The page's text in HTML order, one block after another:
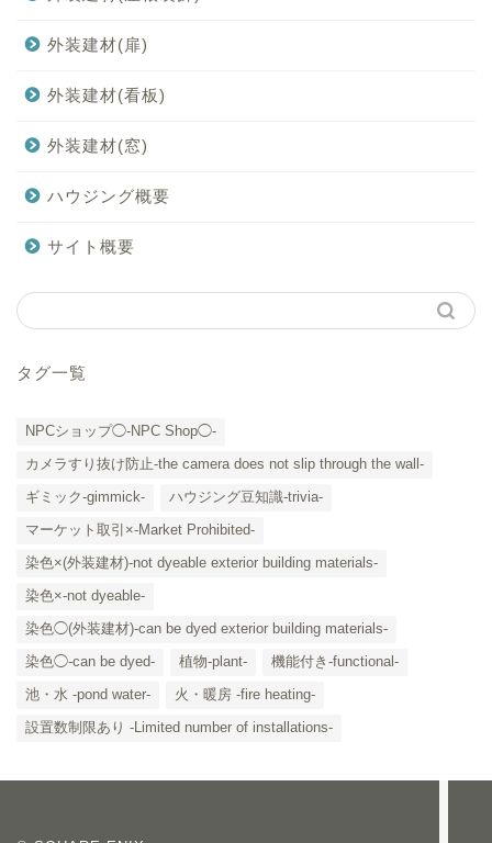
外装建材(扉)
外装建材(看板)
外装建材(窓)
ハウジング概要
サイト概要
タグ一覧
NPCショップ◯-NPC Shop◯-
カメラすり抜け防止-the camera does not slip through the wall-
ギミック-gimmick-
ハウジング豆知識-trivia-
マーケット取引×-Market Prohibited-
染色×(外装建材)-not dyeable exterior building materials-
染色×-not dyeable-
染色◯(外装建材)-can be dyed exterior building materials-
染色◯-can be dyed-
植物-plant-
機能付き-functional-
池・水 -pond water-
火・暖房 -fire heating-
設置数制限あり -Limited number of installations-
Category List-
HOUSING COLLECTIONと
ご要望はコチラから